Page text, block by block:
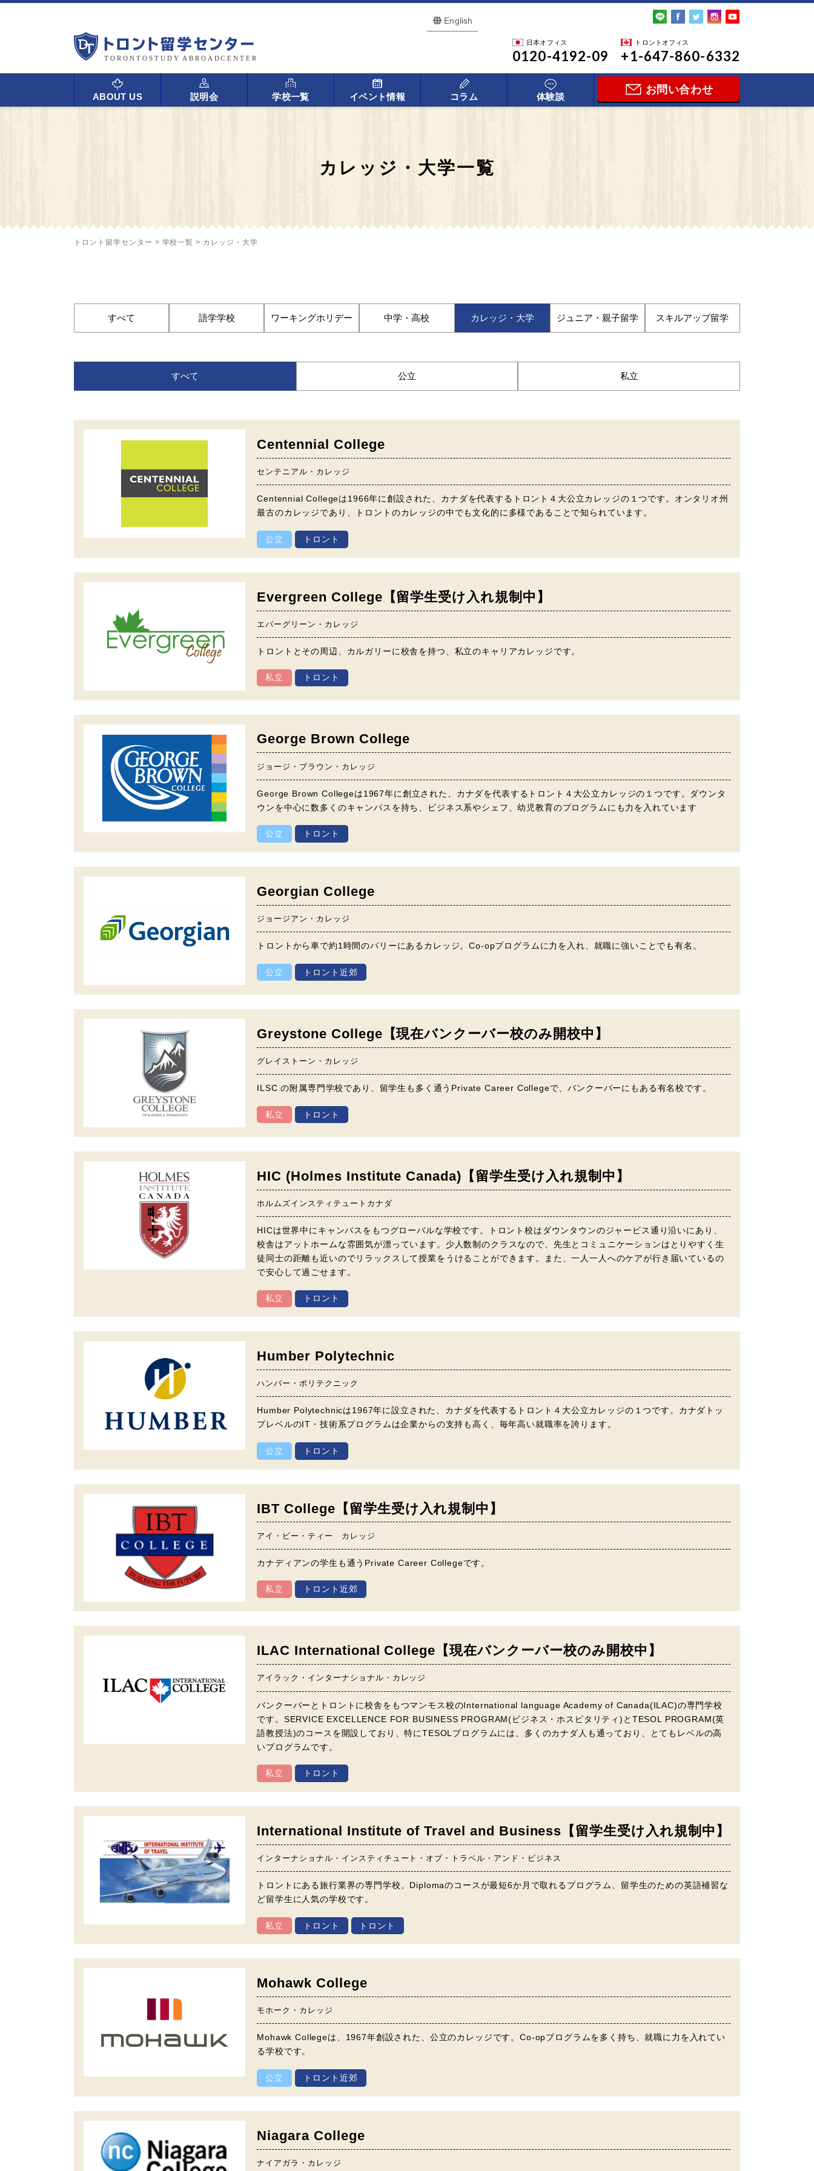
English
日本オフィス
0120-4192-09
トロントオフィス
+1-647-860-6332
ABOUT US 説明会 学校一覧 イベント情報 コラム 体験談
お問い合わせ
カレッジ・大学一覧
トロント留学センター > 学校一覧 > カレッジ・大学
すべて 語学学校 ワーキングホリデー 中学・高校 カレッジ・大学 ジュニア・親子留学 スキルアップ留学
すべて 公立 私立
Centennial College
センテニアル・カレッジ
Centennial Collegeは1966年に創設された、カナダを代表するトロント４大公立カレッジの１つです。オンタリオ州
最古のカレッジであり、トロントのカレッジの中でも文化的に多様であることで知られています。
公立 トロント
Evergreen College【留学生受け入れ規制中】
エバーグリーン・カレッジ
トロントとその周辺、カルガリーに校舎を持つ、私立のキャリアカレッジです。
私立 トロント
George Brown College
ジョージ・ブラウン・カレッジ
George Brown Collegeは1967年に創立された、カナダを代表するトロント４大公立カレッジの１つです。ダウンタ
ウンを中心に数多くのキャンパスを持ち、ビジネス系やシェフ、幼児教育のプログラムにも力を入れています
公立 トロント
Georgian College
ジョージアン・カレッジ
トロントから車で約1時間のバリーにあるカレッジ。Co-opプログラムに力を入れ、就職に強いことでも有名。
公立 トロント近郊
Greystone College【現在バンクーバー校のみ開校中】
グレイストーン・カレッジ
ILSC の附属専門学校であり、留学生も多く通うPrivate Career Collegeで、バンクーバーにもある有名校です。
私立 トロント
HIC (Holmes Institute Canada)【留学生受け入れ規制中】
ホルムズインスティテュートカナダ
HICは世界中にキャンパスをもつグローバルな学校です。トロント校はダウンタウンのジャービス通り沿いにあり、
校舎はアットホームな雰囲気が漂っています。少人数制のクラスなので、先生とコミュニケーションはとりやすく生
徒同士の距離も近いのでリラックスして授業をうけることができます。また、一人一人へのケアが行き届いているの
で安心して過ごせます。
私立 トロント
Humber Polytechnic
ハンバー・ポリテクニック
Humber Polytechnicは1967年に設立された、カナダを代表するトロント４大公立カレッジの１つです。カナダトッ
プレベルのIT・技術系プログラムは企業からの支持も高く、毎年高い就職率を誇ります。
公立 トロント
IBT College【留学生受け入れ規制中】
アイ・ビー・ティー カレッジ
カナディアンの学生も通うPrivate Career Collegeです。
私立 トロント近郊
ILAC International College【現在バンクーバー校のみ開校中】
アイラック・インターナショナル・カレッジ
バンクーバーとトロントに校舎をもつマンモス校のInternational language Academy of Canada(ILAC)の専門学校
です。SERVICE EXCELLENCE FOR BUSINESS PROGRAM(ビジネス・ホスピタリティ)とTESOL PROGRAM(英
語教授法)のコースを開設しており、特にTESOLプログラムには、多くのカナダ人も通っており、とてもレベルの高
いプログラムです。
私立 トロント
International Institute of Travel and Business【留学生受け入れ規制中】
インターナショナル・インスティチュート・オブ・トラベル・アンド・ビジネス
トロントにある旅行業界の専門学校。Diplomaのコースが最短6か月で取れるプログラム、留学生のための英語補習な
ど留学生に人気の学校です。
私立 トロント トロント
Mohawk College
モホーク・カレッジ
Mohawk Collegeは、1967年創設された、公立のカレッジです。Co-opプログラムを多く持ち、就職に力を入れてい
る学校です。
公立 トロント近郊
Niagara College
ナイアガラ・カレッジ